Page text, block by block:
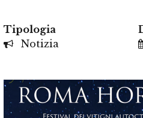
Tipologia
Notizia